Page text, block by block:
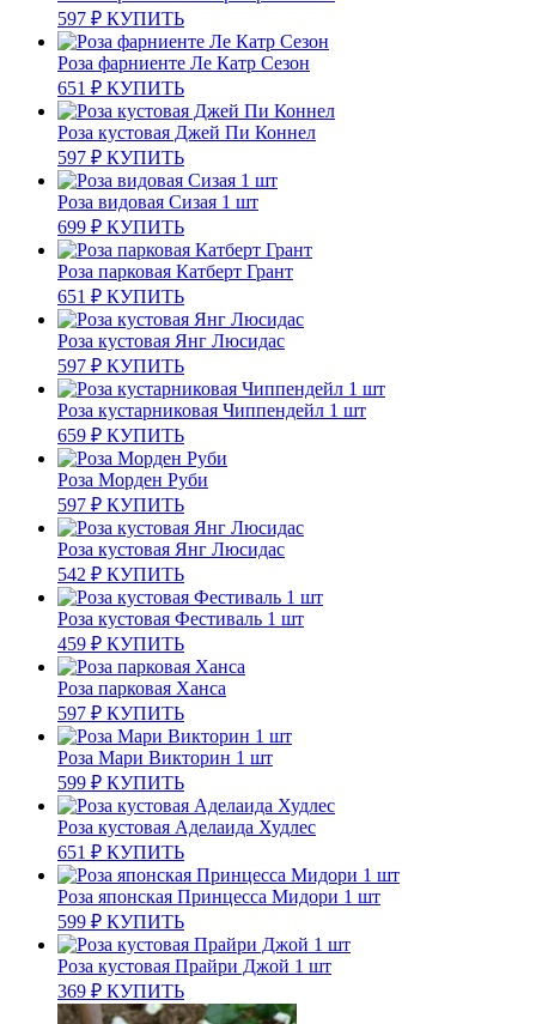
597 ₽ КУПИТЬ
Роза фарниенте Ле Катр Сезон
651 ₽ КУПИТЬ
Роза кустовая Джей Пи Коннел
597 ₽ КУПИТЬ
Роза видовая Сизая 1 шт
699 ₽ КУПИТЬ
Роза парковая Катберт Грант
651 ₽ КУПИТЬ
Роза кустовая Янг Люсидас
597 ₽ КУПИТЬ
Роза кустарниковая Чиппендейл 1 шт
659 ₽ КУПИТЬ
Роза Морден Руби
597 ₽ КУПИТЬ
Роза кустовая Янг Люсидас
542 ₽ КУПИТЬ
Роза кустовая Фестиваль 1 шт
459 ₽ КУПИТЬ
Роза парковая Ханса
597 ₽ КУПИТЬ
Роза Мари Викторин 1 шт
599 ₽ КУПИТЬ
Роза кустовая Аделаида Худлес
651 ₽ КУПИТЬ
Роза японская Принцесса Мидори 1 шт
599 ₽ КУПИТЬ
Роза кустовая Прайри Джой 1 шт
369 ₽ КУПИТЬ